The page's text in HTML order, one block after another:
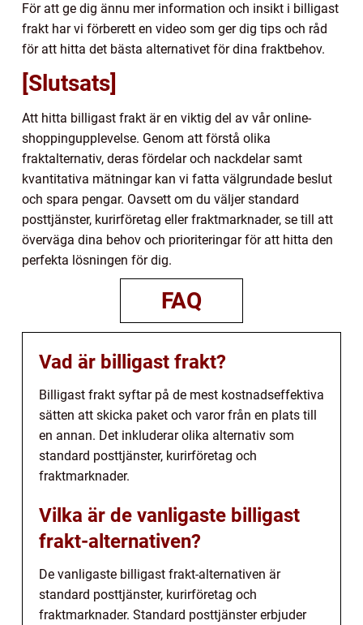
För att ge dig ännu mer information och insikt i billigast
frakt har vi förberett en video som ger dig tips och råd
för att hitta det bästa alternativet för dina fraktbehov.
[Slutsats]
Att hitta billigast frakt är en viktig del av vår online-
shoppingupplevelse. Genom att förstå olika
fraktalternativ, deras fördelar och nackdelar samt
kvantitativa mätningar kan vi fatta välgrundade beslut
och spara pengar. Oavsett om du väljer standard
posttjänster, kurirföretag eller fraktmarknader, se till att
överväga dina behov och prioriteringar för att hitta den
perfekta lösningen för dig.
FAQ
Vad är billigast frakt?
Billigast frakt syftar på de mest kostnadseffektiva
sätten att skicka paket och varor från en plats till
en annan. Det inkluderar olika alternativ som
standard posttjänster, kurirföretag och
fraktmarknader.
Vilka är de vanligaste billigast
frakt-alternativen?
De vanligaste billigast frakt-alternativen är
standard posttjänster, kurirföretag och
fraktmarknader. Standard posttjänster erbjuder